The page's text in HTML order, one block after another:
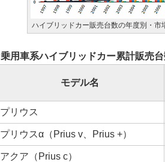
ハイブリッドカー販売台数の年度別・市
乗用車系ハイブリッドカー累計販売
モデル名
プリウス
プリウスα（Prius v、Prius +）
アクア（Prius c）